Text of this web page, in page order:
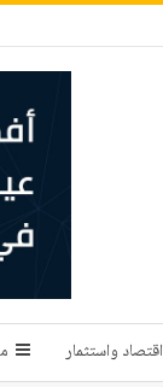
اقتصاد واستثمار